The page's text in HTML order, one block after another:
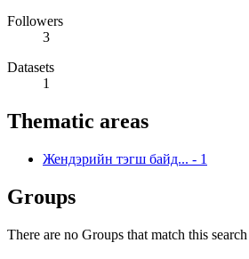
Followers
3
Datasets
1
Thematic areas
Жендэрийн тэгш байд... - 1
Groups
There are no Groups that match this search